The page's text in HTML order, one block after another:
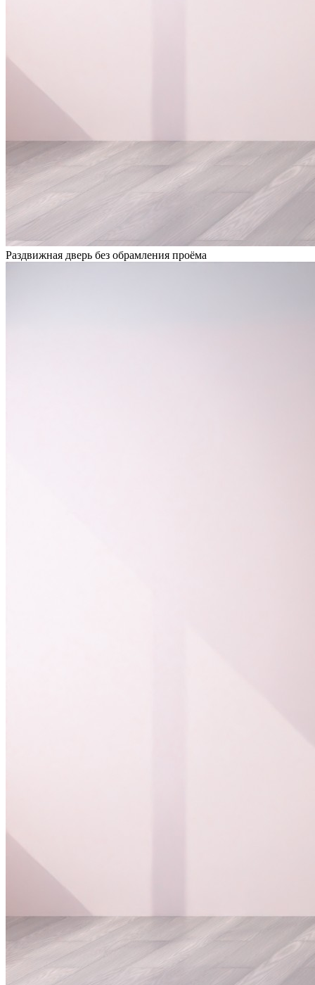
Раздвижная дверь без обрамления проёма